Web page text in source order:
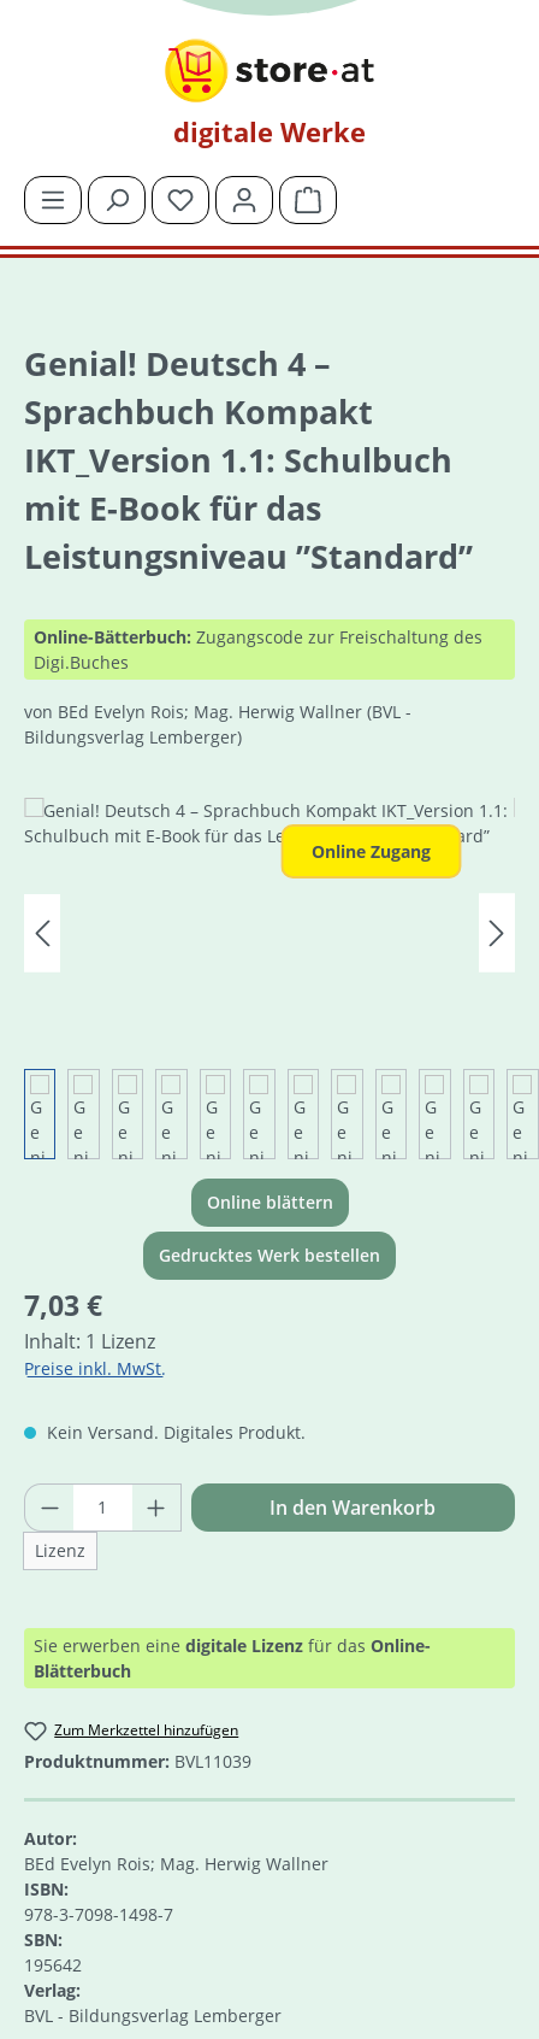
digitale Werke
Du hast 0 Produkte auf dem Merkzettel
Warenkorb enthält 0
Genial! Deutsch 4 –
Sprachbuch Kompakt
IKT_Version 1.1: Schulbuch
mit E-Book für das
Leistungsniveau ”Standard”
Online-Bätterbuch: Zugangscode zur Freischaltung des
Digi.Buches
von BEd Evelyn Rois; Mag. Herwig Wallner (BVL -
Bildungsverlag Lemberger)
Bildergalerie überspringen
Online Zugang
Online blättern
Gedrucktes Werk bestellen
Regulärer Preis:
7,03 €
Inhalt: 1 Lizenz
Preise inkl. MwSt.
Kein Versand. Digitales Produkt.
Produkt Anzahl: Gib den gewünschten
Lizenz
In den Warenkorb
Sie erwerben eine digitale Lizenz für das Online-
Blätterbuch
Zum Merkzettel hinzufügen
Produktnummer: BVL11039
Autor:
BEd Evelyn Rois; Mag. Herwig Wallner
ISBN:
978-3-7098-1498-7
SBN:
195642
Verlag:
BVL - Bildungsverlag Lemberger